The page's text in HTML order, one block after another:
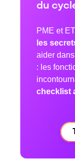
du
PME et
les
aider
: les
checklist